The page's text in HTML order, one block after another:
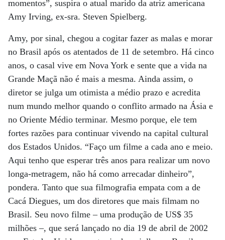
momentos”, suspira o atual marido da atriz americana
Amy Irving, ex-sra. Steven Spielberg.
Amy, por sinal, chegou a cogitar fazer as malas e morar
no Brasil após os atentados de 11 de setembro. Há cinco
anos, o casal vive em Nova York e sente que a vida na
Grande Maçã não é mais a mesma. Ainda assim, o
diretor se julga um otimista a médio prazo e acredita
num mundo melhor quando o conflito armado na Ásia e
no Oriente Médio terminar. Mesmo porque, ele tem
fortes razões para continuar vivendo na capital cultural
dos Estados Unidos. “Faço um filme a cada ano e meio.
Aqui tenho que esperar três anos para realizar um novo
longa-metragem, não há como arrecadar dinheiro”,
pondera. Tanto que sua filmografia empata com a de
Cacá Diegues, um dos diretores que mais filmam no
Brasil. Seu novo filme – uma produção de US$ 35
milhões –, que será lançado no dia 19 de abril de 2002